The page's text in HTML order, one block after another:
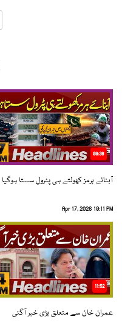
08:36
آبنائے ہرمز کھولتے ہی پٹرول سستا ہوگیا
Apr 17, 2026 10:11 PM
11:52
عمران خان سے متعلق بڑی خبر آگئی